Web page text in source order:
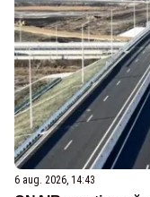
6 aug. 2026, 14:43